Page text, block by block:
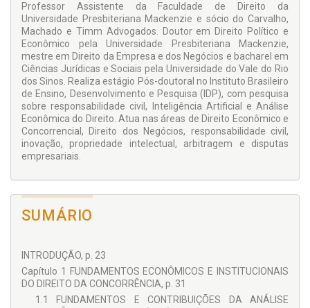
prevenção de ilícitos, à redução da subdissuasão e ao
fortalecimento da integração entrepublic
enforcement
eprivate enforcement. Trata-se de leitura
relevante para pesquisadores, advogados, magistrados,
membros do CADE, estudantes de pós-graduação e
profissionais interessados em Direito Concorrencial,
responsabilidade civil, regulação econômica e Análise
Econômica do Direito.
Professor Assistente da Faculdade de Direito da
Universidade Presbiteriana Mackenzie e sócio do Carvalho,
Machado e Timm Advogados. Doutor em Direito Político e
Econômico pela Universidade Presbiteriana Mackenzie,
mestre em Direito da Empresa e dos Negócios e bacharel em
Ciências Jurídicas e Sociais pela Universidade do Vale do Rio
dos Sinos. Realiza estágio Pós-doutoral no Instituto Brasileiro
de Ensino, Desenvolvimento e Pesquisa (IDP), com pesquisa
sobre responsabilidade civil, Inteligência Artificial e Análise
Econômica do Direito. Atua nas áreas de Direito Econômico e
Concorrencial, Direito dos Negócios, responsabilidade civil,
inovação, propriedade intelectual, arbitragem e disputas
empresariais.
SUMÁRIO
INTRODUÇÃO, p. 23
Capítulo 1 FUNDAMENTOS ECONÔMICOS E INSTITUCIONAIS
DO DIREITO DA CONCORRÊNCIA, p. 31
1.1 FUNDAMENTOS E CONTRIBUIÇÕES DA ANÁLISE